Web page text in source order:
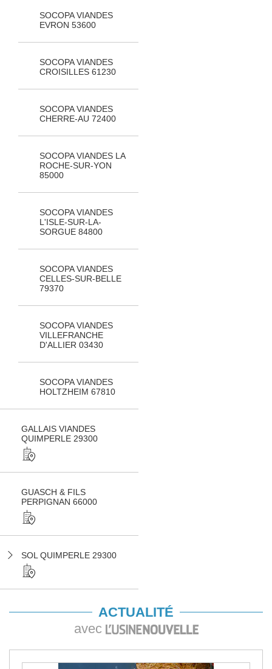
SOCOPA VIANDES
EVRON 53600
SOCOPA VIANDES
CROISILLES 61230
SOCOPA VIANDES
CHERRE-AU 72400
SOCOPA VIANDES LA
ROCHE-SUR-YON
85000
SOCOPA VIANDES
L'ISLE-SUR-LA-
SORGUE 84800
SOCOPA VIANDES
CELLES-SUR-BELLE
79370
SOCOPA VIANDES
VILLEFRANCHE
D'ALLIER 03430
SOCOPA VIANDES
HOLTZHEIM 67810
GALLAIS VIANDES
QUIMPERLE 29300
GUASCH & FILS
PERPIGNAN 66000
SOL QUIMPERLE 29300
ACTUALITÉ
avec